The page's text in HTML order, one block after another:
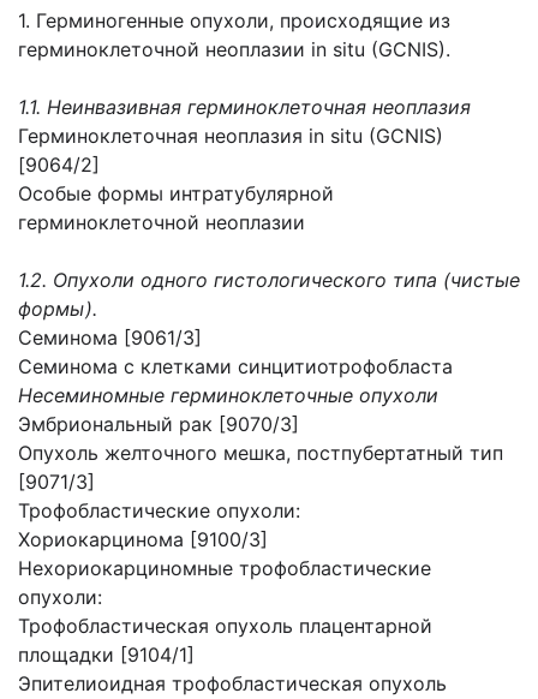
1. Герминогенные опухоли, происходящие из
герминоклеточной неоплазии in situ (GCNIS).
1.1. Неинвазивная герминоклеточная неоплазия
Герминоклеточная неоплазия in situ (GCNIS)
[9064/2]
Особые формы интратубулярной
герминоклеточной неоплазии
1.2. Опухоли одного гистологического типа (чистые
формы).
Семинома [9061/3]
Семинома с клетками синцитиотрофобласта
Несеминомные герминоклеточные опухоли
Эмбриональный рак [9070/3]
Опухоль желточного мешка, постпубертатный тип
[9071/3]
Трофобластические опухоли:
Хориокарцинома [9100/3]
Нехориокарциномные трофобластические
опухоли:
Трофобластическая опухоль плацентарной
площадки [9104/1]
Эпителиоидная трофобластическая опухоль